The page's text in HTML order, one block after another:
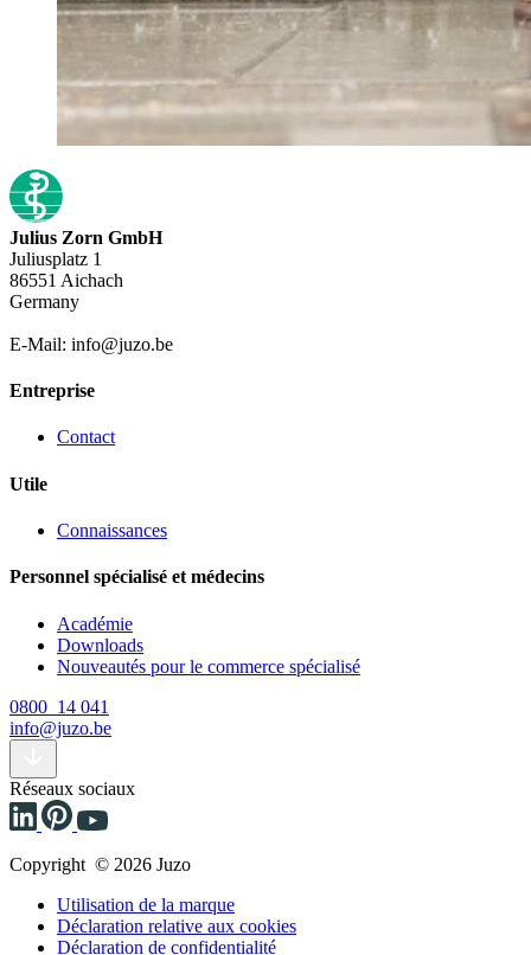
Julius Zorn GmbH
Juliusplatz 1
86551 Aichach
Germany
E-Mail: info@juzo.be
Entreprise
Contact
Utile
Connaissances
Personnel spécialisé et médecins
Académie
Downloads
Nouveautés pour le commerce spécialisé
0800 14 041
info@juzo.be
Réseaux sociaux
Copyright © 2026 Juzo
Utilisation de la marque
Déclaration relative aux cookies
Déclaration de confidentialité